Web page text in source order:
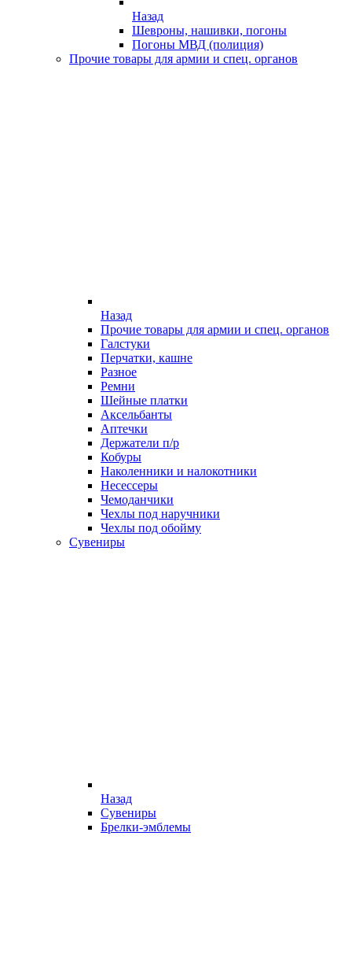
Назад
Шевроны, нашивки, погоны
Погоны МВД (полиция)
Прочие товары для армии и спец. органов
Назад
Прочие товары для армии и спец. органов
Галстуки
Перчатки, кашне
Разное
Ремни
Шейные платки
Аксельбанты
Аптечки
Держатели п/р
Кобуры
Наколенники и налокотники
Несессеры
Чемоданчики
Чехлы под наручники
Чехлы под обойму
Сувениры
Назад
Сувениры
Брелки-эмблемы